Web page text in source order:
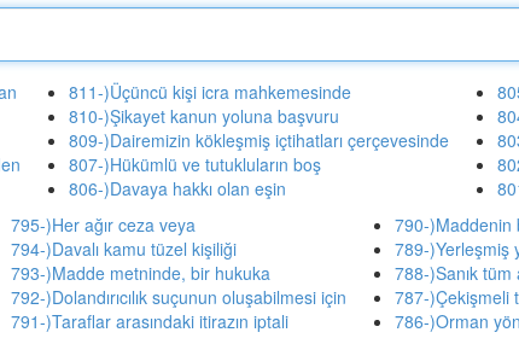
811-)Üçüncü kişi icra mahkemesinde
810-)Şikayet kanun yoluna başvuru
809-)Dairemizin kökleşmiş içtihatları çerçevesinde
807-)Hükümlü ve tutukluların boş
806-)Davaya hakkı olan eşin
795-)Her ağır ceza veya
794-)Davalı kamu tüzel kişiliği
793-)Madde metninde, bir hukuka
792-)Dolandırıcılık suçunun oluşabilmesi için
791-)Taraflar arasındaki itirazın iptali
790-)Maddenin
789-)Yerleşmiş
788-)Sanık
787-)Çekişmeli
786-)Orman